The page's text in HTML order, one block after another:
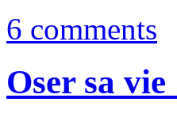
6 comments
Oser sa